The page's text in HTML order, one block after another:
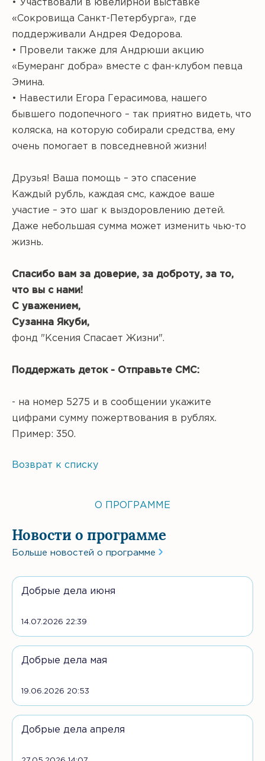
• Участвовали в ювелирной выставке
«Сокровища Санкт-Петербурга», где
поддерживали Андрея Федорова.
• Провели также для Андрюши акцию
«Бумеранг добра» вместе с фан-клубом певца
Эмина.
• Навестили Егора Герасимова, нашего
бывшего подопечного – так приятно видеть, что
коляска, на которую собирали средства, ему
очень помогает в повседневной жизни!
Друзья! Ваша помощь – это спасение
Каждый рубль, каждая смс, каждое ваше
участие – это шаг к выздоровлению детей.
Даже небольшая сумма может изменить чью-то
жизнь.
Спасибо вам за доверие, за доброту, за то,
что вы с нами!
С уважением,
Сузанна Якуби,
фонд "Ксения Спасает Жизни".
Поддержать деток - Отправьте СМС:
- на номер 5275 и в сообщении укажите
цифрами сумму пожертвования в рублях.
Пример: 350.
Возврат к списку
О ПРОГРАММЕ
Новости о программе
Больше новостей о программе
Добрые дела июня
14.07.2026 22:39
Добрые дела мая
19.06.2026 20:53
Добрые дела апреля